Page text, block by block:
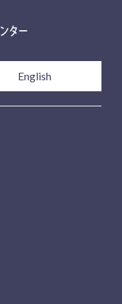
English